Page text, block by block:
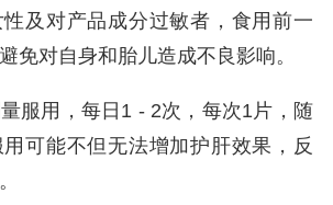
及对产品成分过敏者，食用前一
免对自身和胎儿造成不良影响。
服用，每日1 - 2次，每次1片，随
可能不但无法增加护肝效果，反